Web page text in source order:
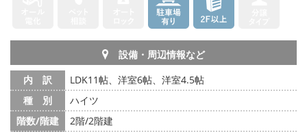
設備・周辺情報など
内 訳
LDK11帖、洋室6帖、洋室4.5帖
種 別
ハイツ
階数/階建
2階/2階建